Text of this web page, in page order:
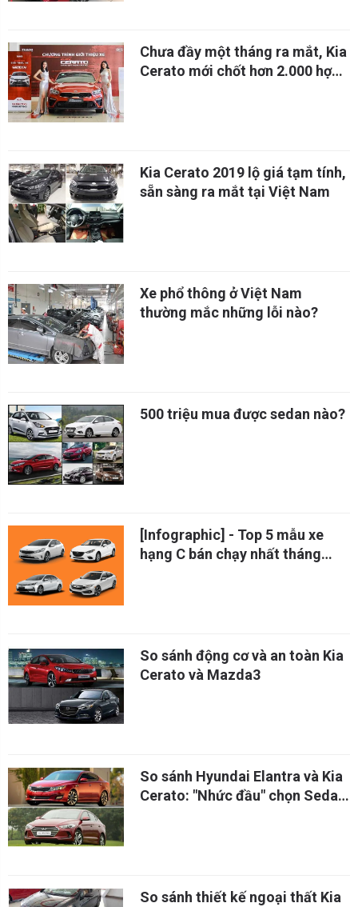
Chưa đầy một tháng ra mắt, Kia
Cerato mới chốt hơn 2.000 hợp
Kia Cerato 2019 lộ giá tạm tính,
sẵn sàng ra mắt tại Việt Nam
Xe phổ thông ở Việt Nam
thường mắc những lỗi nào?
500 triệu mua được sedan nào?
[Infographic] - Top 5 mẫu xe
hạng C bán chạy nhất tháng
So sánh động cơ và an toàn Kia
Cerato và Mazda3
So sánh Hyundai Elantra và Kia
Cerato: "Nhức đầu" chọn Sedan
So sánh thiết kế ngoại thất Kia